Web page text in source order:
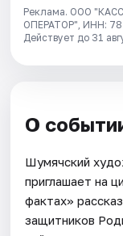
Реклама. ООО
ОПЕРАТОР", ИНН:
Действует до 31
О
Шумячский
приглашает на
фактах»
защитников